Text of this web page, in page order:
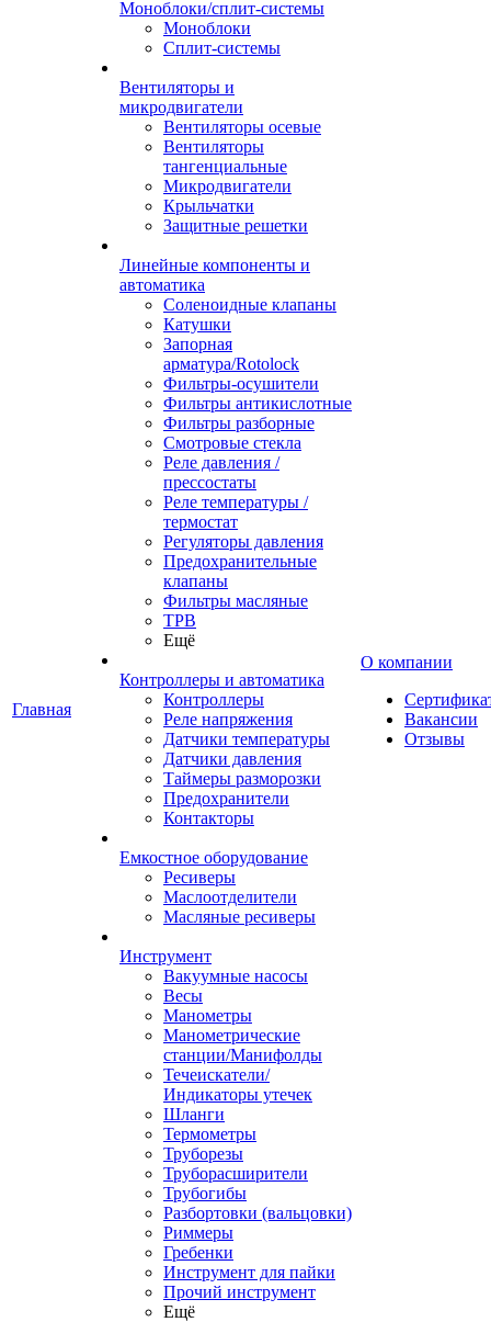
Главная
Моноблоки/сплит-системы
Моноблоки
Сплит-системы
Вентиляторы и
микродвигатели
Вентиляторы осевые
Вентиляторы
тангенциальные
Микродвигатели
Крыльчатки
Защитные решетки
Линейные компоненты и
автоматика
Соленоидные клапаны
Катушки
Запорная
арматура/Rotolock
Фильтры-осушители
Фильтры антикислотные
Фильтры разборные
Смотровые стекла
Реле давления /
прессостаты
Реле температуры /
термостат
Регуляторы давления
Предохранительные
клапаны
Фильтры масляные
ТРВ
Ещё
Контроллеры и автоматика
Контроллеры
Реле напряжения
Датчики температуры
Датчики давления
Таймеры разморозки
Предохранители
Контакторы
Емкостное оборудование
Ресиверы
Маслоотделители
Масляные ресиверы
Инструмент
Вакуумные насосы
Весы
Манометры
Манометрические
станции/Манифолды
Течеискатели/
Индикаторы утечек
Шланги
Термометры
Труборезы
Труборасширители
Трубогибы
Разбортовки (вальцовки)
Риммеры
Гребенки
Инструмент для пайки
Прочий инструмент
Ещё
О компании
Вакансии
Отзывы